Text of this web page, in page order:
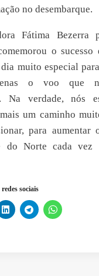
no desembarque.
Fátima Bezerra
o sucesso
muito especial
o voo que
Na verdade, nós
um caminho
para aumentar
do Norte cada vez
sociais